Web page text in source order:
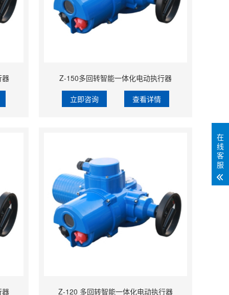
器 Z-150多回转智能一体化电动执行器
立即咨询 查看详情
器 Z-120 多回转智能一体化电动执行器
在
线
客
服